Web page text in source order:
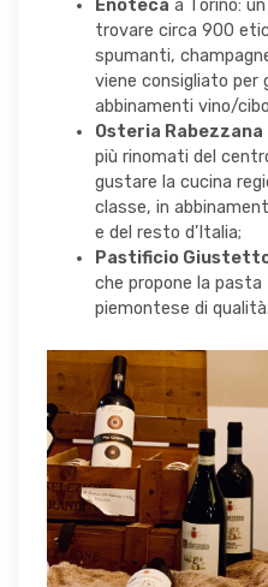
Enoteca a Torino:
trovare circa 900
spumanti,
viene consigliato per
abbinamenti vino/
Osteria Rabezzana
più rinomati del
gustare la cucina
classe, in
e del resto d’Italia;
Pastificio
che propone la
piemontese di qualità.